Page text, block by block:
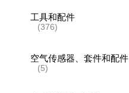
工具和配件
(376)
空气传感器、套件和配件
(5)